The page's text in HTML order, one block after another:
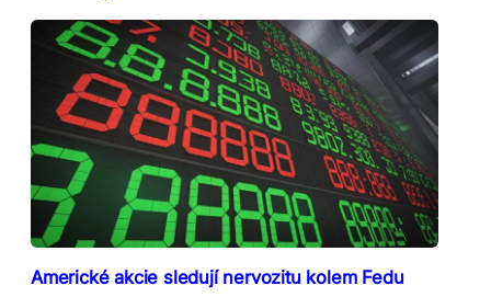
Americké akcie sledují nervozitu kolem Fedu